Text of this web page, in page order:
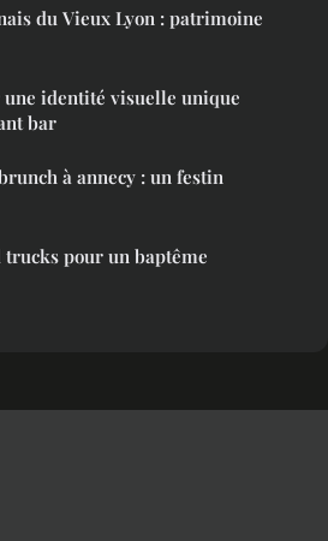
du Vieux Lyon : patrimoine
une identité visuelle unique
bar
à annecy : un festin
trucks pour un baptême